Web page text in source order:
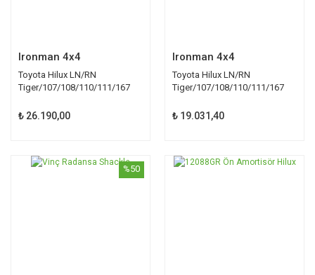
Ironman 4x4
Toyota Hilux LN/RN
Tiger/107/108/110/111/167
₺ 26.190,00
Ironman 4x4
Toyota Hilux LN/RN
Tiger/107/108/110/111/167
₺ 19.031,40
%50